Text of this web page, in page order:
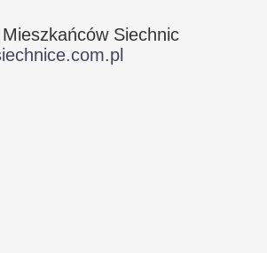
Siechnic